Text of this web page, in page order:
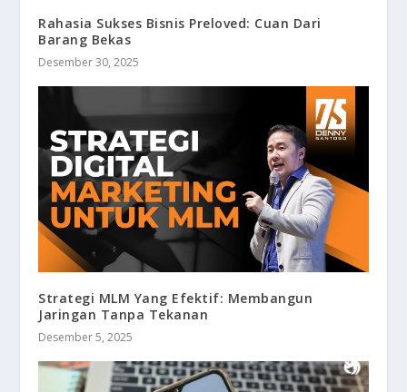
Rahasia Sukses Bisnis Preloved: Cuan Dari
Barang Bekas
Desember 30, 2025
Strategi MLM Yang Efektif: Membangun
Jaringan Tanpa Tekanan
Desember 5, 2025